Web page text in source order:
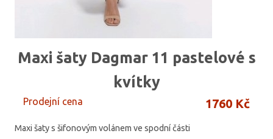
Maxi šaty Dagmar 11 pastelové s
kvítky
Prodejní cena 1760 Kč
Maxi šaty s šifonovým volánem ve spodní části